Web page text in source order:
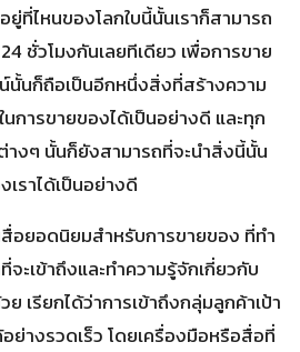
ยู่ที่ไหนของโลกใบนี้นั้นเราก็สามารถ
ชั่วโมงกันเลยทีเดียว เพื่อการขาย
นั้นก็ถือเป็นอีกหนึ่งสิ่งที่สร้างความ
นการขายของได้เป็นอย่างดี และทุก
างๆ นั้นก็ยังสามารถที่จะนำสิ่งนี้นั้น
เราได้เป็นอย่างดี
อยอดนิยมสำหรับการขายของ ที่ทำ
ะเข้าถึงและทำความรู้จักเกี่ยวกับ
เรียกได้ว่าการเข้าถึงกลุ่มลูกค้าเป้า
ย่างรวดเร็ว โดยเครื่องมือหรือสื่อที่